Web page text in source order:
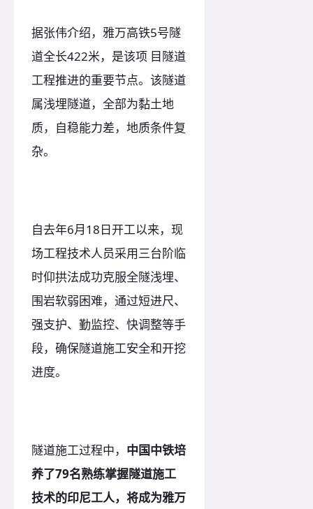
据张伟介绍，雅万高铁5号隧
道全长422米，是该项 目隧道
工程推进的重要节点。该隧道
属浅埋隧道，全部为黏土地
质，自稳能力差，地质条件复
杂。
自去年6月18日开工以来，现
场工程技术人员采用三台阶临
时仰拱法成功克服全隧浅埋、
围岩软弱困难，通过短进尺、
强支护、勤监控、快调整等手
段，确保隧道施工安全和开挖
进度。
隧道施工过程中， 中国中铁培
养了79名熟练掌握隧道施工
技术的印尼工人，将成为雅万